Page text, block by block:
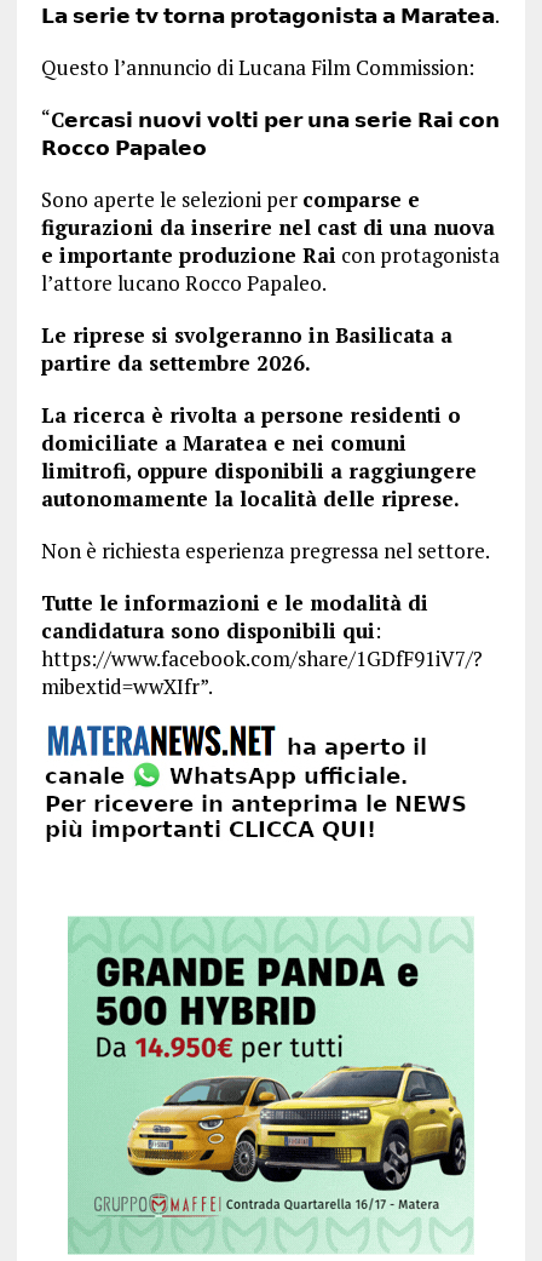
𝗟𝗮 𝘀𝗲𝗿𝗶𝗲 𝘁𝘃 𝘁𝗼𝗿𝗻𝗮 𝗽𝗿𝗼𝘁𝗮𝗴𝗼𝗻𝗶𝘀𝘁𝗮 𝗮 𝗠𝗮𝗿𝗮𝘁𝗲𝗮.
Questo l’annuncio di Lucana Film Commission:
“C𝗲𝗿𝗰𝗮𝘀𝗶 𝗻𝘂𝗼𝘃𝗶 𝘃𝗼𝗹𝘁𝗶 𝗽𝗲𝗿 𝘂𝗻𝗮 𝘀𝗲𝗿𝗶𝗲 𝗥𝗮𝗶 𝗰𝗼𝗻
𝗥𝗼𝗰𝗰𝗼 𝗣𝗮𝗽𝗮𝗹𝗲𝗼
Sono aperte le selezioni per comparse e
figurazioni da inserire nel cast di una nuova
e importante produzione Rai con protagonista
l’attore lucano Rocco Papaleo.
Le riprese si svolgeranno in Basilicata a
partire da settembre 2026.
La ricerca è rivolta a persone residenti o
domiciliate a Maratea e nei comuni
limitrofi, oppure disponibili a raggiungere
autonomamente la località delle riprese.
Non è richiesta esperienza pregressa nel settore.
Tutte le informazioni e le modalità di
candidatura sono disponibili qui:
https://www.facebook.com/share/1GDfF91iV7/?
mibextid=wwXIfr”.